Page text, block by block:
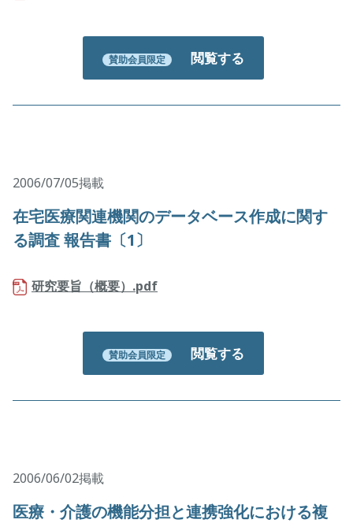
賛助会員限定 閲覧する
2006/07/05掲載
在宅医療関連機関のデータベース作成に関す
る調査 報告書〔1〕
研究要旨（概要）.pdf
賛助会員限定 閲覧する
2006/06/02掲載
医療・介護の機能分担と連携強化における複